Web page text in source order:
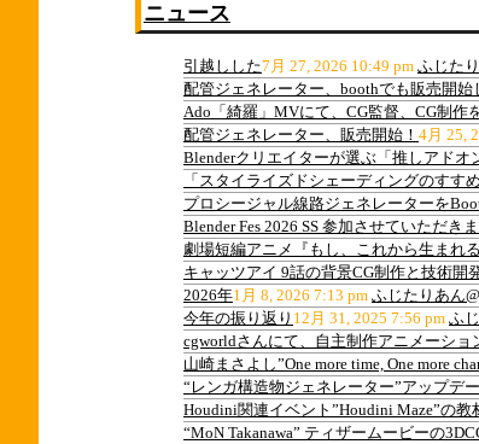
ニュース
引越しした7月 27, 2026 10:49 pm ふじた
配管ジェネレーター、boothでも販売開始
Ado「綺羅」MVにて、CG監督、CG制作
配管ジェネレーター、販売開始！ 4月 25,
Blenderクリエイターが選ぶ「推しアドオ
「スタイライズドシェーディングのすす
プロシージャル線路ジェネレーターを
Blender Fes 2026 SS 参加させていただきま
劇場短編アニメ『もし、これから生まれ
キャッツアイ 9話の背景CG制作と技術開
2026年1月 8, 2026 7:13 pm ふじたりあん
今年の振り返り 12月 31, 2025 7:56 pm ふ
cgworldさんにて、自主制作アニメーショ
山崎まさよし”One more time, One more
“レンガ構造物ジェネレーター”アップデ
Houdini関連イベント”Houdini Maze”の
“MoN Takanawa” ティザームービーの